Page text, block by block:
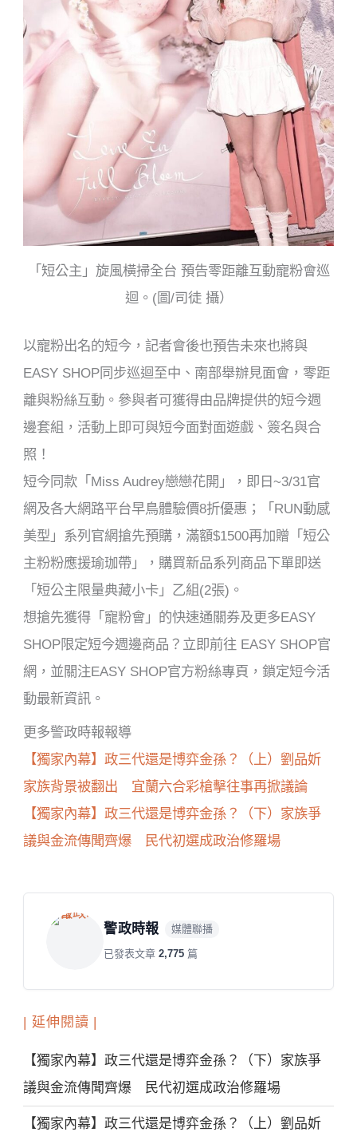
「短公主」旋風橫掃全台 預告零距離互動寵粉會巡
迴。(圖/司徒 攝）
以寵粉出名的短今，記者會後也預告未來也將與
EASY SHOP同步巡迴至中、南部舉辦見面會，零距
離與粉絲互動。參與者可獲得由品牌提供的短今週
邊套組，活動上即可與短今面對面遊戲、簽名與合
照！
短今同款「Miss Audrey戀戀花開」，即日~3/31官
網及各大網路平台早鳥體驗價8折優惠；「RUN動感
美型」系列官網搶先預購，滿額$1500再加贈「短公
主粉粉應援瑜珈帶」，購買新品系列商品下單即送
「短公主限量典藏小卡」乙組(2張)。
想搶先獲得「寵粉會」的快速通關券及更多EASY
SHOP限定短今週邊商品？立即前往 EASY SHOP官
網，並關注EASY SHOP官方粉絲專頁，鎖定短今活
動最新資訊。
更多警政時報報導
【獨家內幕】政三代還是博弈金孫？（上）劉品妡
家族背景被翻出 宜蘭六合彩槍擊往事再掀議論
【獨家內幕】政三代還是博弈金孫？（下）家族爭
議與金流傳聞齊爆 民代初選成政治修羅場
警政時報 媒體聯播
已發表文章2,775 篇
| 延伸閱讀 |
【獨家內幕】政三代還是博弈金孫？（下）家族爭
議與金流傳聞齊爆 民代初選成政治修羅場
【獨家內幕】政三代還是博弈金孫？（上）劉品妡